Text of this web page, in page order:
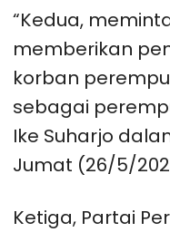
“Kedua,
memberikan
korban
sebagai
Ike Suharjo
Jumat (26/5/
Ketiga, Partai